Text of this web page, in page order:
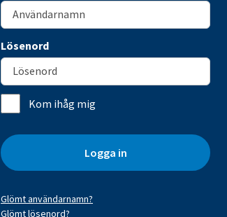
Lösenord
Kom ihåg mig
Logga in
Glömt användarnamn?
Glömt lösenord?